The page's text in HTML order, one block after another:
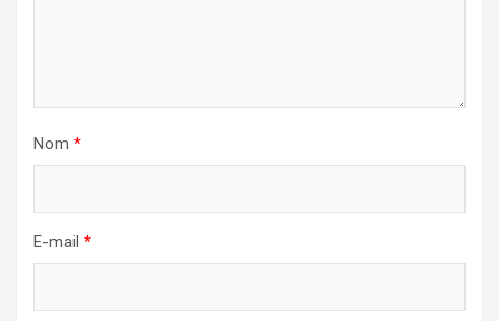
Nom *
E-mail *